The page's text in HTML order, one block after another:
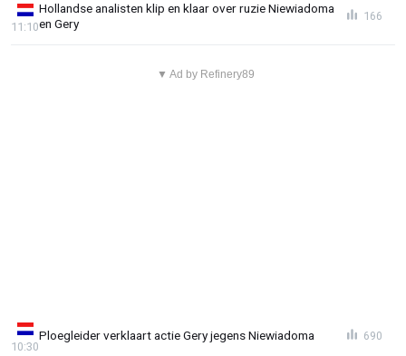
Hollandse analisten klip en klaar over ruzie Niewiadoma
en Gery
11:10
166
▼ Ad by Refinery89
Ploegleider verklaart actie Gery jegens Niewiadoma
10:30
690